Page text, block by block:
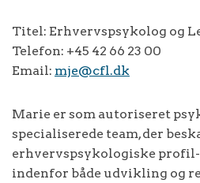
Titel: Erhvervspsykolog og
Telefon: +45 42 66 23 00
Email: mje@cfl.dk
Marie er som autoriseret
specialiserede team, der
erhvervspsykologiske
indenfor både udvikling og